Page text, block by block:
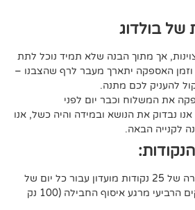
שלא תמיד נוכל לתת
מעבר לרף שהצבנו –
יום לפני
ובמידה והיה כשל, אנו
צבירה של 25 נקודות מועדון עבור כל יום של
המתנה, החל מיום העסקים הרביעי מרגע איסוף החבילה (100 נק